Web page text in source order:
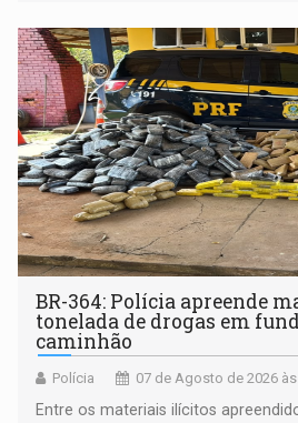
BR-364: Polícia apreende
tonelada de drogas em
caminhão
Polícia 07 de Agosto de 2026
Entre os materiais ilícitos